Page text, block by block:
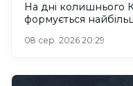
На дні колишнього
формується
08 сер. 2026 20:29